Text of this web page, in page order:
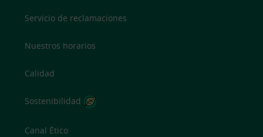
Servicio de reclamaciones
Nuestros horarios
Calidad
Sostenibilidad
Canal Ético